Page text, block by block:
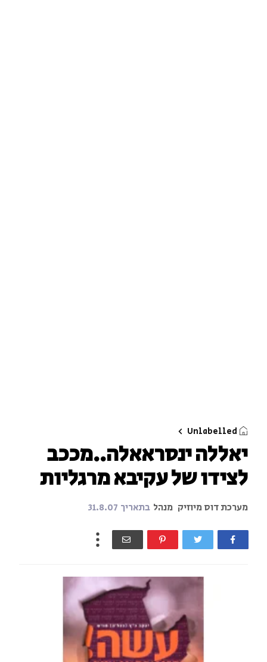
Unlabelled
יאללה ינסראאלה..מככב
לצידו של עקיבא מרגליות
מערכת דוס מיוזיק מנהל בתאריך 31.8.07